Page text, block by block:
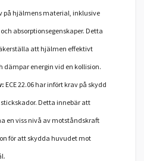
på hjälmens material, inklusive
absorptionsegenskaper. Detta
att hjälmen effektivt
dämpar energin vid en kollision.
ECE 22.06 har infört krav på skydd
Detta innebär att
en viss nivå av motståndskraft
för att skydda huvudet mot